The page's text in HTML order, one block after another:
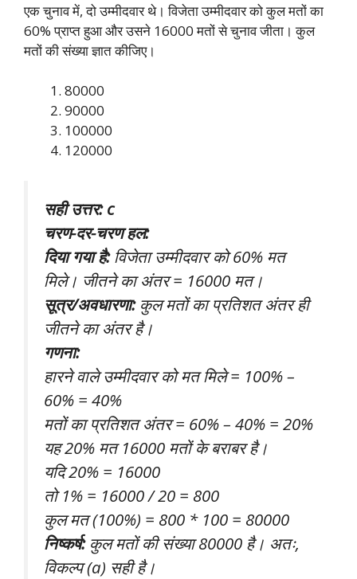
एक चुनाव में, दो उम्मीदवार थे। विजेता उम्मीदवार को कुल मतों का
60% प्राप्त हुआ और उसने 16000 मतों से चुनाव जीता। कुल
मतों की संख्या ज्ञात कीजिए।
80000
90000
100000
120000
सही उत्तर: c
चरण-दर-चरण हल:
दिया गया है:विजेता उम्मीदवार को 60% मत
मिले। जीतने का अंतर = 16000 मत।
सूत्र/अवधारणा:कुल मतों का प्रतिशत अंतर ही
जीतने का अंतर है।
गणना:
हारने वाले उम्मीदवार को मत मिले = 100% –
60% = 40%
मतों का प्रतिशत अंतर = 60% – 40% = 20%
यह 20% मत 16000 मतों के बराबर है।
यदि 20% = 16000
तो 1% = 16000 / 20 = 800
कुल मत (100%) = 800 * 100 = 80000
निष्कर्ष:कुल मतों की संख्या 80000 है। अतः,
विकल्प (a) सही है।